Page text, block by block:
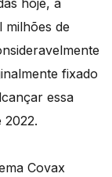
hoje, a
milhões de
fixado
essa
2022.
Covax